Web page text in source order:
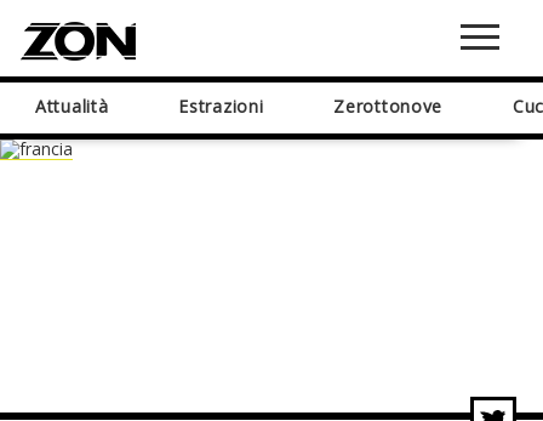
Attualità Estrazioni Zerottonove